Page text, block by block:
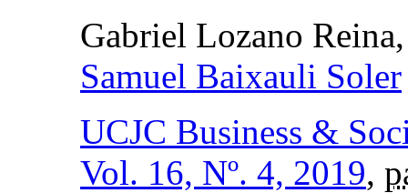
Gabriel Lozano
Samuel Baixauli Soler
UCJC Business &
Vol. 16, Nº. 4, 2019,